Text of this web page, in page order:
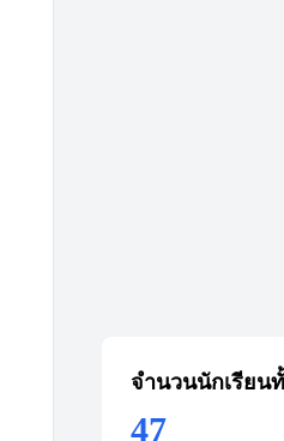
จำนวนนักเรียน
47